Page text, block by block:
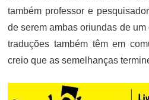
também professor e
de serem ambas oriundas de
traduções também têm em
creio que as semelhanças